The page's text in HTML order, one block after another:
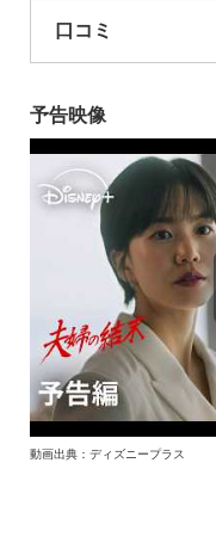
口コミ
予告映像
動画出典：ディズニープラス